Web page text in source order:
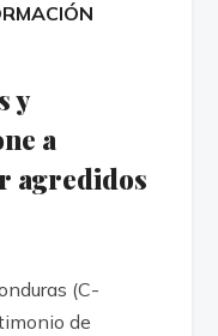
y
a
agredidos
(C-
de